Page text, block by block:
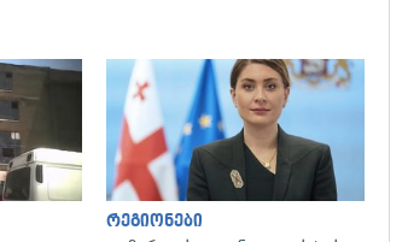
გადახედვა
რეგიონები